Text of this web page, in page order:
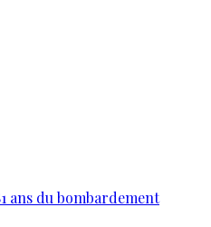
ans du bombardement